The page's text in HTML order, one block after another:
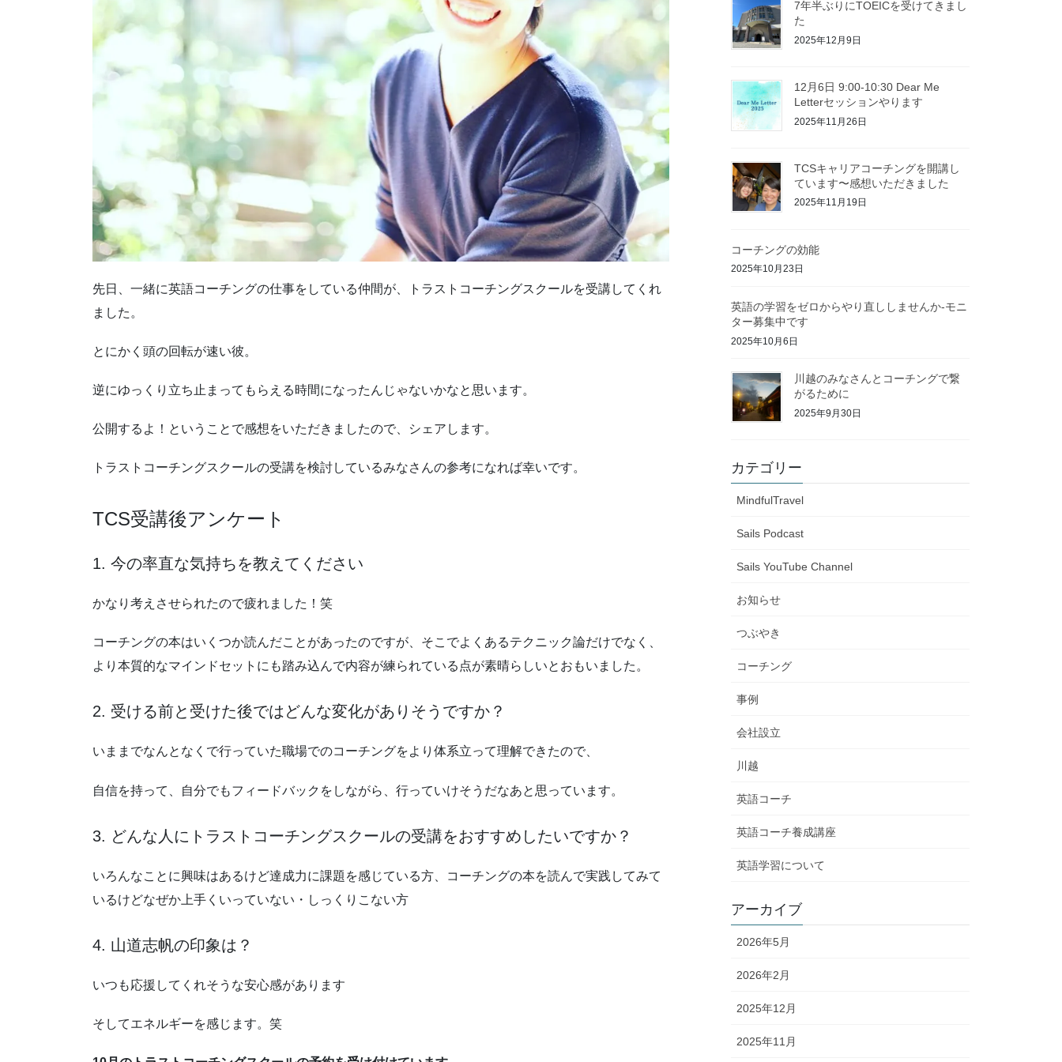
先日、一緒に英語コーチングの仕事をしている仲間が、トラストコーチングスクールを受講してくれ
ました。
とにかく頭の回転が速い彼。
逆にゆっくり立ち止まってもらえる時間になったんじゃないかなと思います。
公開するよ！ということで感想をいただきましたので、シェアします。
トラストコーチングスクールの受講を検討しているみなさんの参考になれば幸いです。
TCS受講後アンケート
1. 今の率直な気持ちを教えてください
かなり考えさせられたので疲れました！笑
コーチングの本はいくつか読んだことがあったのですが、そこでよくあるテクニック論だけでなく、
より本質的なマインドセットにも踏み込んで内容が練られている点が素晴らしいとおもいました。
2. 受ける前と受けた後ではどんな変化がありそうですか？
いままでなんとなくで行っていた職場でのコーチングをより体系立って理解できたので、
自信を持って、自分でもフィードバックをしながら、行っていけそうだなあと思っています。
3. どんな人にトラストコーチングスクールの受講をおすすめしたいですか？
いろんなことに興味はあるけど達成力に課題を感じている方、コーチングの本を読んで実践してみて
いるけどなぜか上手くいっていない・しっくりこない方
4. 山道志帆の印象は？
いつも応援してくれそうな安心感があります
そしてエネルギーを感じます。笑
7年半ぶりにTOEICを受けてきまし
た
2025年12月9日
12月6日 9:00-10:30 Dear Me
Letterセッションやります
2025年11月26日
TCSキャリアコーチングを開講し
ています〜感想いただきました
2025年11月19日
コーチングの効能
2025年10月23日
英語の学習をゼロからやり直ししませんか-モニ
ター募集中です
2025年10月6日
川越のみなさんとコーチングで繋
がるために
2025年9月30日
カテゴリー
MindfulTravel
Sails Podcast
Sails YouTube Channel
お知らせ
つぶやき
コーチング
事例
会社設立
川越
英語コーチ
英語コーチ養成講座
英語学習について
アーカイブ
2026年5月
2026年2月
2025年12月
2025年11月